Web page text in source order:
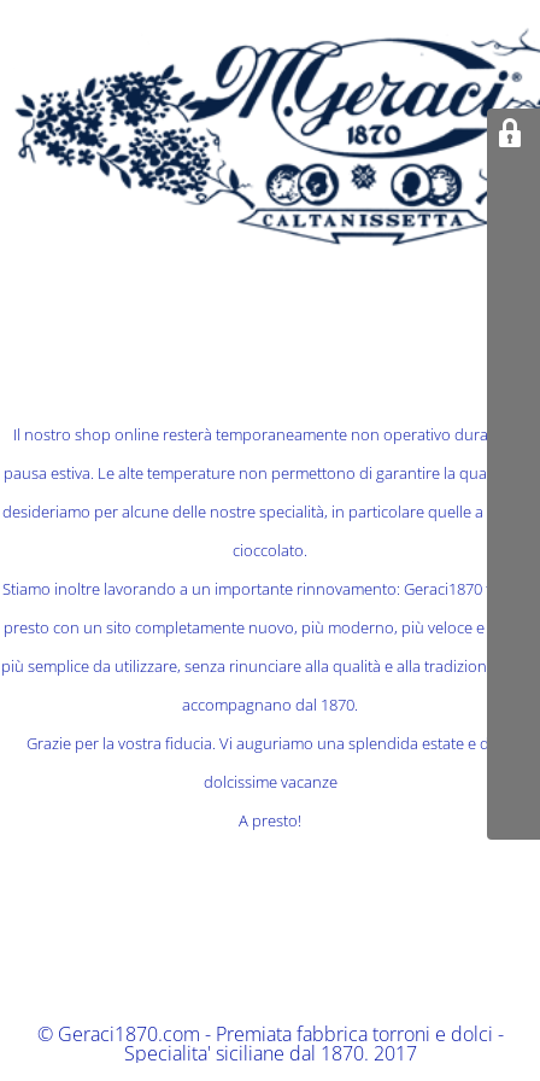
Il nostro shop online resterà temporaneamente non operativo durante la
pausa estiva. Le alte temperature non permettono di garantire la qualità che
desideriamo per alcune delle nostre specialità, in particolare quelle a base di
cioccolato.
Stiamo inoltre lavorando a un importante rinnovamento: Geraci1870 tornerà
presto con un sito completamente nuovo, più moderno, più veloce e ancora
più semplice da utilizzare, senza rinunciare alla qualità e alla tradizione che ci
accompagnano dal 1870.
Grazie per la vostra fiducia. Vi auguriamo una splendida estate e delle
dolcissime vacanze
A presto!
© Geraci1870.com - Premiata fabbrica torroni e dolci -
Specialita' siciliane dal 1870. 2017